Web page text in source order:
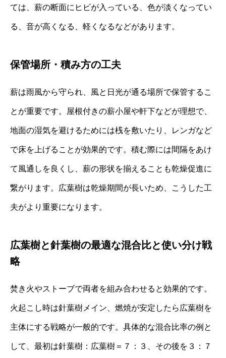
ては、薪の断面にヒビが入っている、色が淡くなってい
る、音が高くなる、軽くなるなどがあります。
保管場所・積み方の工夫
薪は雨風から守られ、風と日光が通る場所で保管するこ
とが重要です。屋根付きの薪小屋や軒下などが理想で、
地面の湿気を避けるためには桟を敷いたり、レンガなど
で床を上げることが効果的です。積む際には間隔をあけ
て風通しを良くし、薪の形状を揃えることも乾燥促進に
繋がります。広葉樹は乾燥期間が長いため、こうした工
夫がより重要になります。
広葉樹と針葉樹の最適な混合比と使い分け戦
略
焚き火やストーブで両者を組み合わせると効果的です。
火起こし時は針葉樹メイン、燃焼が安定したら広葉樹を
主体にする戦略が一般的です。具体的な混合比率の例と
して、最初は針葉樹：広葉樹＝７：３、その後を３：７